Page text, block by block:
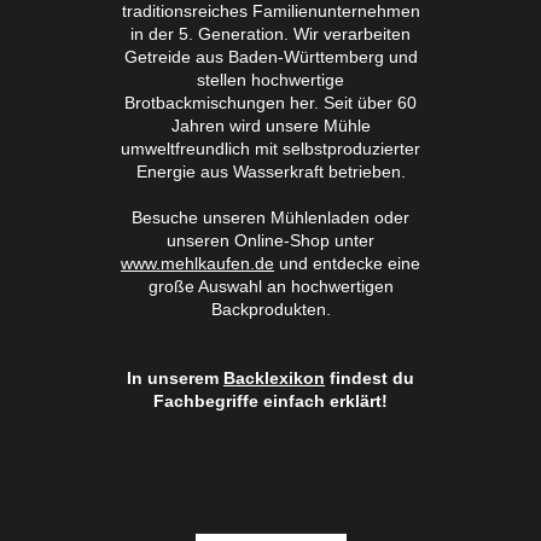
traditionsreiches Familienunternehmen
in der 5. Generation. Wir verarbeiten
Getreide aus Baden-Württemberg und
stellen hochwertige
Brotbackmischungen her. Seit über 60
Jahren wird unsere Mühle
umweltfreundlich mit selbstproduzierter
Energie aus Wasserkraft betrieben.
Besuche unseren Mühlenladen oder
unseren Online-Shop unter
www.mehlkaufen.de und entdecke eine
große Auswahl an hochwertigen
Backprodukten.
In unserem Backlexikon findest du
Fachbegriffe einfach erklärt!